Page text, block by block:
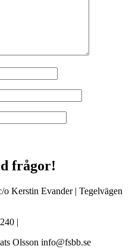
frågor!
Kerstin Evander | Tegelvägen
|
Olsson info@fsbb.se